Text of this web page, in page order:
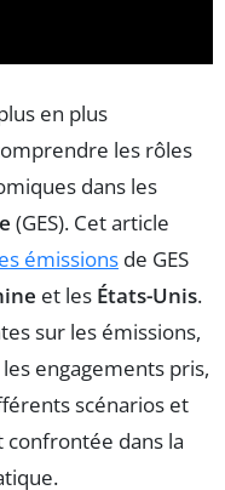
en plus
les rôles
dans les
(GES). Cet article
émissions de GES
et les États-Unis.
sur les émissions,
engagements pris,
scénarios et
confrontée dans la